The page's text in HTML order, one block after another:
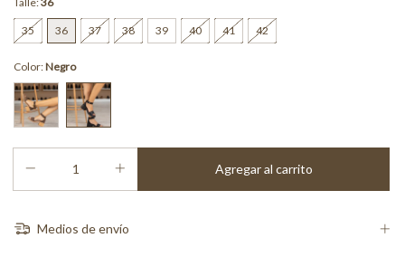
35 36 37 38 39 40 41 42
Color:Negro
Medios de envío